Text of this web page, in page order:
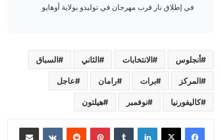
في إطلاق نار قرب مهرجان في توليدو بولاية أوهايو
أنجلوس الانتخابات الثاني السباق
المركز برات رامان عاجل
كاليفورنيا نوفمبر هيلتون
لينكدإن بينتيريست